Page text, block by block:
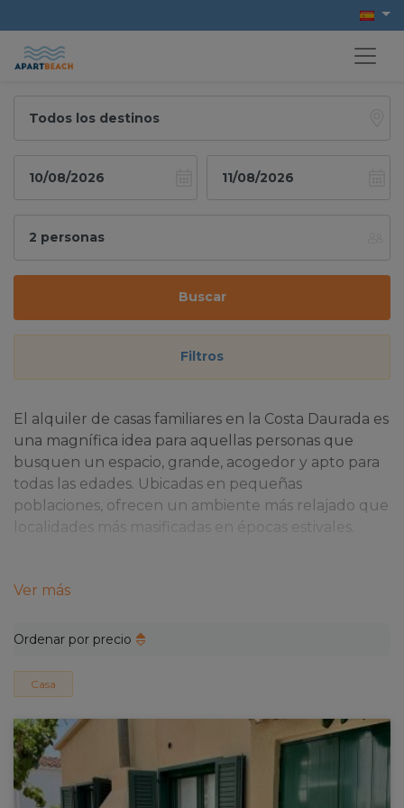
Buscar
Filtros
El alquiler de casas familiares en la Costa Daurada es
una magnífica idea para aquellas personas que
busquen un espacio, grande, acogedor y apto para
todas las edades. Ubicadas en pequeñas
poblaciones, ofrecen un ambiente más relajado que
localidades más masificadas en épocas estivales.
oportunidad de disfrutar la mejor experiencia
tenemos para ti y disfruta de este rincón del Mar
Mediterráneo como nunca antes.
Tarragona
Y es que si te decides por el alquiler de casas en
Tarragona descubrirás que obtienes una gran
cantidad de beneficios. Entre muchos otros, las
Ver más
Ordenar por precio
Casa